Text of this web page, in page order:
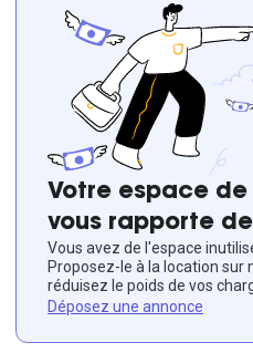
Votre espace
vous rapporte
Vous avez de l'espace
Proposez-le à la location
réduisez le poids de vos
Déposez une annonce